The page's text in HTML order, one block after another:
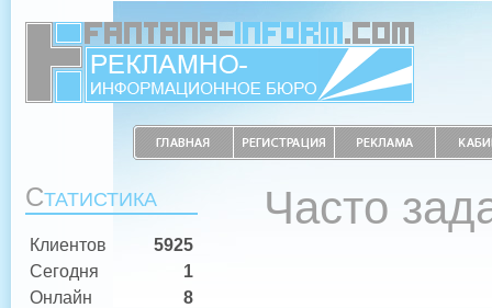
СТАТИСТИКА
Клиентов
5925
Сегодня
1
Онлайн
8
Часто